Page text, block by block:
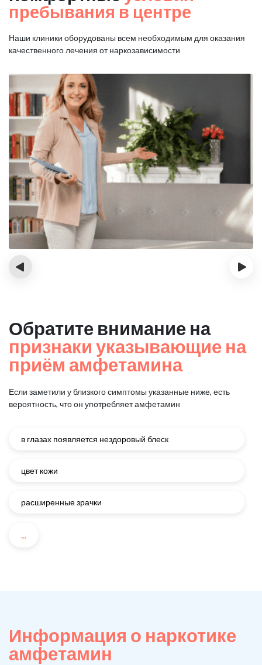
пребывания в центре
Наши клиники оборудованы всем необходимым для оказания
качественного лечения от наркозависимости
‹ ›
Обратите внимание на
признаки указывающие на
приём амфетамина
Если заметили у близкого симптомы указанные ниже, есть
вероятность, что он употребляет амфетамин
в глазах появляется нездоровый блеск
цвет кожи
расширенные зрачки
...
Информация о наркотике
амфетамин